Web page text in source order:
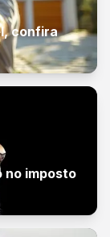
confira
no imposto